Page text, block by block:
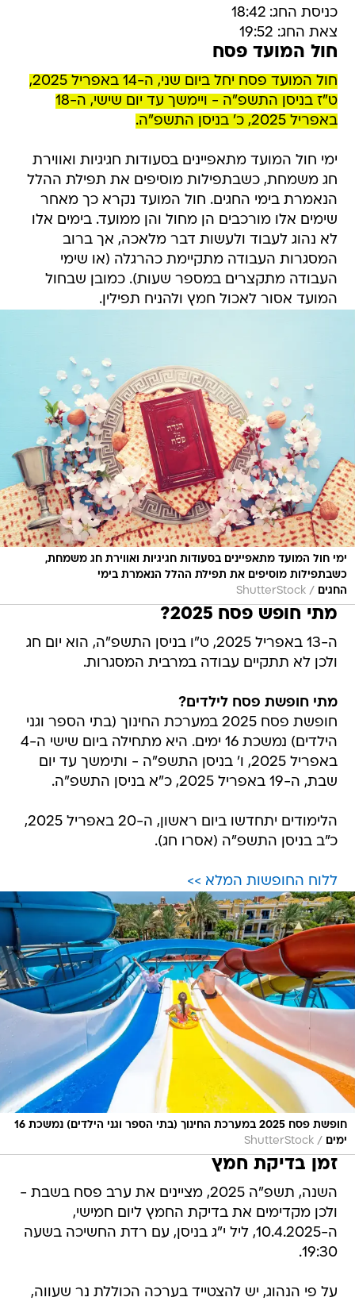
כניסת החג: 18:42
צאת החג: 19:52
חול המועד פסח
חול המועד פסח יחל ביום שני, ה-14 באפריל 2025,
ט"ז בניסן התשפ"ה - ויימשך עד יום שישי, ה-18
באפריל 2025, כ' בניסן התשפ"ה.
ימי חול המועד מתאפיינים בסעודות חגיגיות ואווירת
חג משמחת, כשבתפילות מוסיפים את תפילת ההלל
הנאמרת בימי החגים. חול המועד נקרא כך מאחר
שימים אלו מורכבים הן מחול והן ממועד. בימים אלו
לא נהוג לעבוד ולעשות דבר מלאכה, אך ברוב
המסגרות העבודה מתקיימת כהרגלה (או שימי
העבודה מתקצרים במספר שעות). כמובן שבחול
המועד אסור לאכול חמץ ולהניח תפילין.
ימי חול המועד מתאפיינים בסעודות חגיגיות ואווירת חג משמחת,
כשבתפילות מוסיפים את תפילת ההלל הנאמרת בימי
החגים
/
ShutterStock
מתי חופש פסח 2025?
ה-13 באפריל 2025, ט"ו בניסן התשפ"ה, הוא יום חג
ולכן לא תתקיים עבודה במרבית המסגרות.
מתי חופשת פסח לילדים?
חופשת פסח 2025 במערכת החינוך (בתי הספר וגני
הילדים) נמשכת 16 ימים. היא מתחילה ביום שישי ה-4
באפריל 2025, ו' בניסן התשפ"ה - ותימשך עד יום
שבת, ה-19 באפריל 2025, כ"א בניסן התשפ"ה.
הלימודים יתחדשו ביום ראשון, ה-20 באפריל 2025,
כ"ב בניסן התשפ"ה (אסרו חג).
ללוח החופשות המלא >>
חופשת פסח 2025 במערכת החינוך (בתי הספר וגני הילדים) נמשכת 16
ימים
/
ShutterStock
זמן בדיקת חמץ
השנה, תשפ"ה 2025, מציינים את ערב פסח בשבת -
ולכן מקדימים את בדיקת החמץ ליום חמישי,
ה-10.4.2025, ליל י"ג בניסן, עם רדת החשיכה בשעה
19:30.
על פי הנהוג, יש להצטייד בערכה הכוללת נר שעווה,